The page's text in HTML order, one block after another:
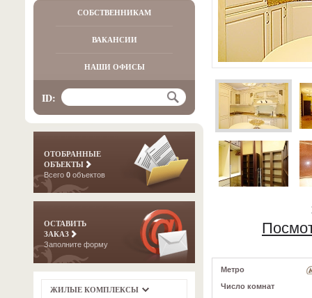
СОБСТВЕННИКАМ
ВАКАНСИИ
НАШИ ОФИСЫ
ID:
ОТОБРАННЫЕ
ОБЪЕКТЫ
Всего 0 объектов
ОСТАВИТЬ
ЗАКАЗ
Заполните форму
ЖИЛЫЕ КОМПЛЕКСЫ
Метро
Число комнат